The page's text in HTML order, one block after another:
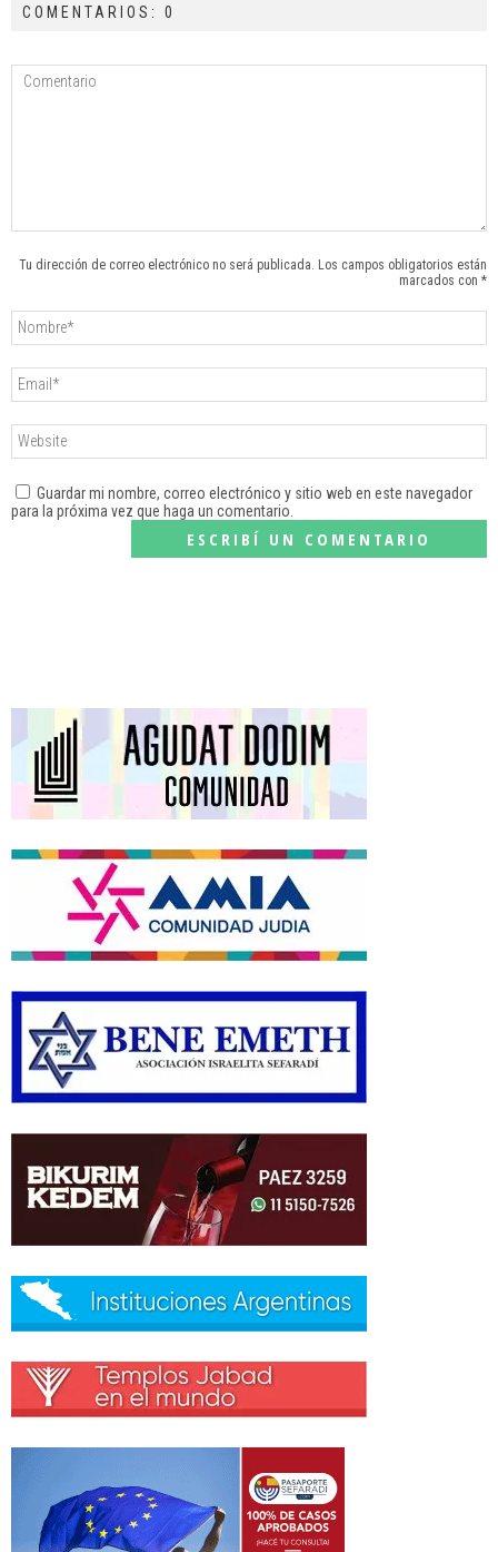
COMENTARIOS: 0
Tu dirección de correo electrónico no será publicada. Los campos obligatorios están
marcados con *
Guardar mi nombre, correo electrónico y sitio web en este navegador
para la próxima vez que haga un comentario.